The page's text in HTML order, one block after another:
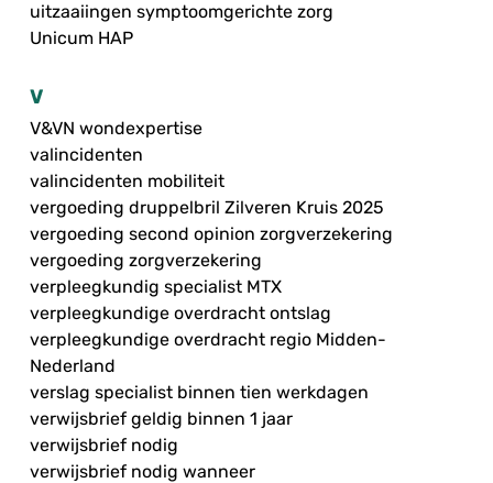
uitzaaiingen symptoomgerichte zorg
Unicum HAP
V
V&VN wondexpertise
valincidenten
valincidenten mobiliteit
vergoeding druppelbril Zilveren Kruis 2025
vergoeding second opinion zorgverzekering
vergoeding zorgverzekering
verpleegkundig specialist MTX
verpleegkundige overdracht ontslag
verpleegkundige overdracht regio Midden-
Nederland
verslag specialist binnen tien werkdagen
verwijsbrief geldig binnen 1 jaar
verwijsbrief nodig
verwijsbrief nodig wanneer